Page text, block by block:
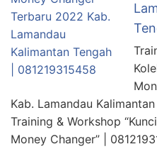
Kab. Lamandau
Training & Workshop
Money Changer” |